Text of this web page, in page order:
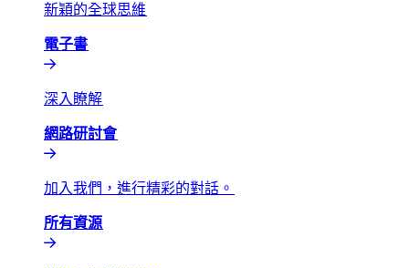
新穎的全球思維​​
電子書​​
深入瞭解​​
網路研討會​​
加入我們，進行精彩的對話。​​
所有資源​​